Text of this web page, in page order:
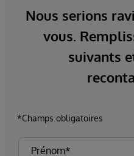
Nous serions
vous.
suivants
*Champs obligatoires